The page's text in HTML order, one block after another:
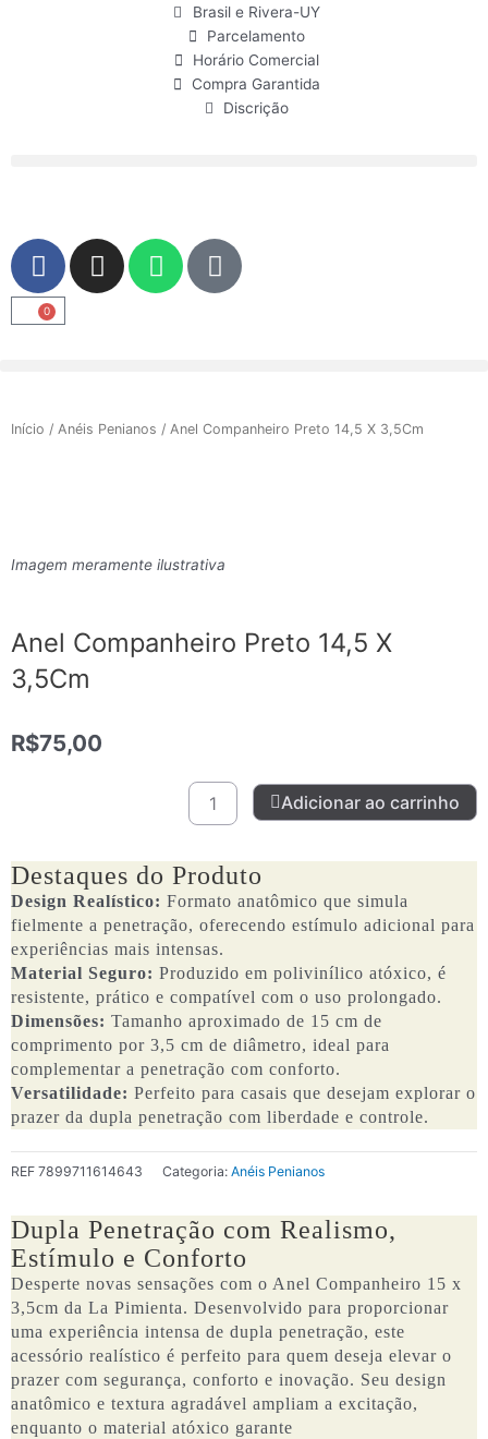
Brasil e Rivera-UY
Parcelamento
Horário Comercial
Compra Garantida
Discrição
F
a
c
e
o
k
I
n
a
W
h
p
p
U
s
0
Carrinho
Início / Anéis Penianos / Anel Companheiro Preto 14,5 X 3,5Cm
Imagem meramente ilustrativa
Anel Companheiro Preto 14,5 X
3,5Cm
R$75,00
Anel
Companheiro
14,5
X
3,5Cm
quantidade
Adicionar ao carrinho
Destaques do Produto
Design Realístico: Formato anatômico que simula
fielmente a penetração, oferecendo estímulo adicional para
experiências mais intensas.
Material Seguro: Produzido em polivinílico atóxico, é
resistente, prático e compatível com o uso prolongado.
Dimensões: Tamanho aproximado de 15 cm de
comprimento por 3,5 cm de diâmetro, ideal para
complementar a penetração com conforto.
Versatilidade: Perfeito para casais que desejam explorar o
prazer da dupla penetração com liberdade e controle.
REF 7899711614643 Categoria: Anéis Penianos
Dupla Penetração com Realismo,
Estímulo e Conforto
Desperte novas sensações com o Anel Companheiro 15 x
3,5cm da La Pimienta. Desenvolvido para proporcionar
uma experiência intensa de dupla penetração, este
acessório realístico é perfeito para quem deseja elevar o
prazer com segurança, conforto e inovação. Seu design
anatômico e textura agradável ampliam a excitação,
enquanto o material atóxico garante